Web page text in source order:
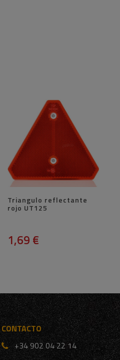
Triangulo reflectante
rojo UT125
1,69 €
CONTACTO
+34 902 04 22 14